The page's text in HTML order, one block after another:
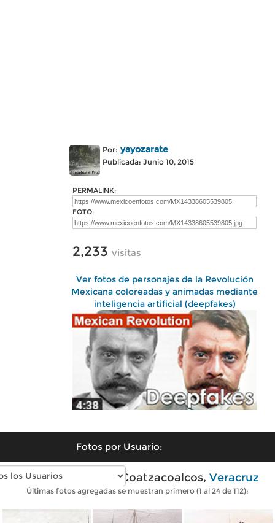
Por: yayozarate
Publicada: Junio 10, 2015
PERMALINK:
FOTO:
2,233 visitas
Ver fotos de personajes de la Revolución
Mexicana coloreadas y animadas mediante
inteligencia artificial (deepfakes)
Fotos por Usuario:
Fotos antiguas de Coatzacoalcos, Veracruz
Últimas fotos agregadas se muestran primero (1 al 24 de 112):